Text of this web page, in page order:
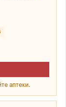
аптеки.